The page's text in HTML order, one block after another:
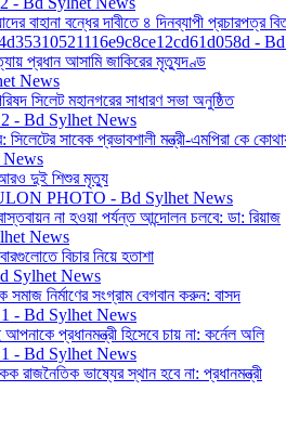
বাহানা বন্ধের দাবীতে ৪ দিনব্যাপী প্রচারপত্র
প্রধান আসামি জাকিরের মৃত্যুদণ্ড
সিলেট মহানগরের সাধারণ সভা অনুষ্ঠিত
সাবেক প্রভাবশালী মন্ত্রী-এমপিরা কে
আরও দুই শিশুর মৃত্যু
না হওয়া পর্যন্ত আন্দোলন চলবে: ডা: রিয়াজ
বিচার নিয়ে হতাশা
সমাজ নির্মাণের সংগ্রাম বেগবান করুন: বাসদ
প্রধানমন্ত্রী হিসেবে চায় না: কর্নেল অলি
ভাষ্যের স্থান হবে না: প্রধানমন্ত্রী